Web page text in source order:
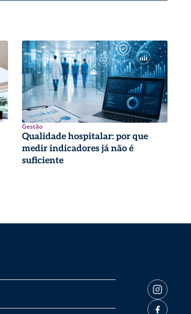
Gestão
Qualidade hospitalar: por que
medir indicadores já não é
suficiente